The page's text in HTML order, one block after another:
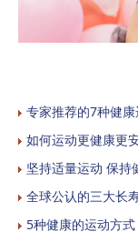
专家推荐的7种健
如何运动更健康更
坚持适量运动 保持
全球公认的三大长
5种健康的运动方